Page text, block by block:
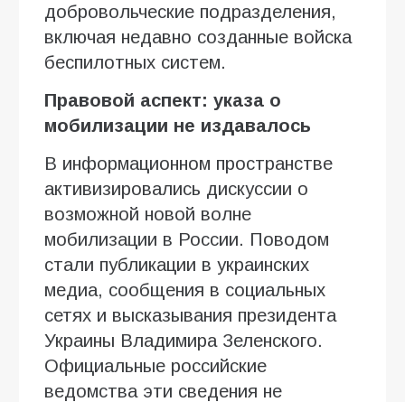
добровольческие подразделения,
включая недавно созданные войска
беспилотных систем.
Правовой аспект: указа о
мобилизации не издавалось
В информационном пространстве
активизировались дискуссии о
возможной новой волне
мобилизации в России. Поводом
стали публикации в украинских
медиа, сообщения в социальных
сетях и высказывания президента
Украины Владимира Зеленского.
Официальные российские
ведомства эти сведения не